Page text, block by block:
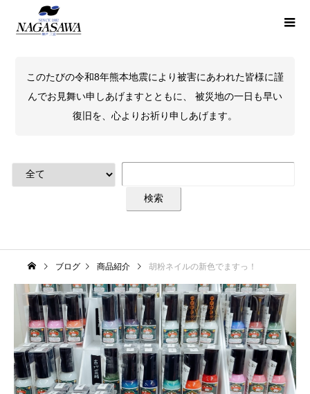
このたびの令和8年熊本地震により被害にあわれた皆様に謹
んでお見舞い申しあげますとともに、 被災地の一日も早い
復旧を、心よりお祈り申しあげます。
ブログ 商品紹介 胡粉ネイルの新色でますっ！